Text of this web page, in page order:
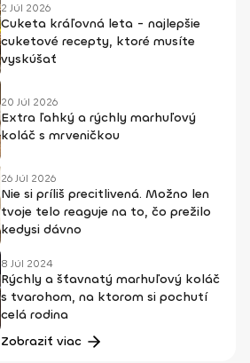
2 Júl 2026
Cuketa kráľovná leta - najlepšie
cuketové recepty, ktoré musíte
vyskúšať
20 Júl 2026
Extra ľahký a rýchly marhuľový
koláč s mrveničkou
26 Júl 2026
Nie si príliš precitlivená. Možno len
tvoje telo reaguje na to, čo prežilo
kedysi dávno
8 Júl 2024
Rýchly a šťavnatý marhuľový koláč
s tvarohom, na ktorom si pochutí
celá rodina
Zobraziť viac